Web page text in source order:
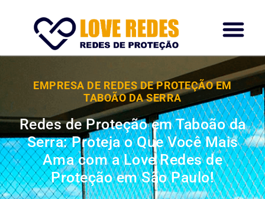
EMPRESA DE REDES DE PROTEÇÃO EM
TABOÃO DA SERRA
Redes de Proteção em Taboão da
Serra: Proteja o Que Você Mais
Ama com a Love Redes de
Proteção em São Paulo!